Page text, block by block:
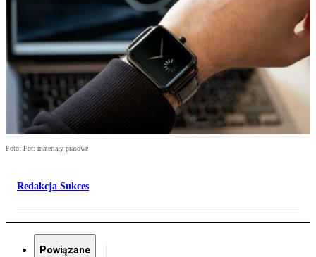
Foto: Fot: materiały prasowe
Redakcja Sukces
Powiązane